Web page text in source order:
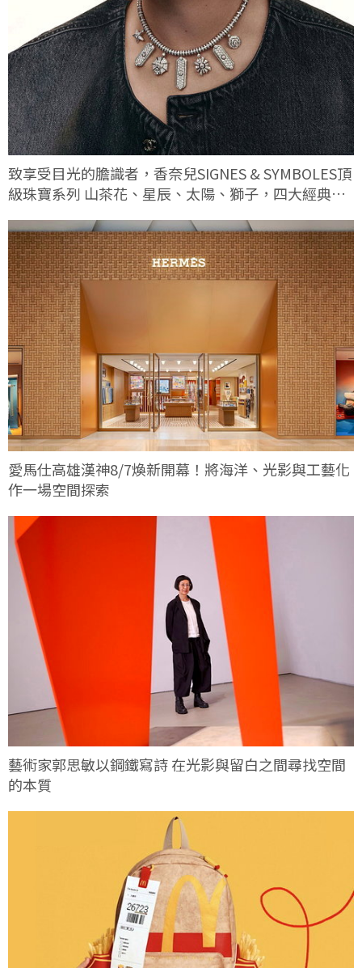
致享受目光的膽識者，香奈兒SIGNES & SYMBOLES頂
級珠寶系列 山茶花、星辰、太陽、獅子，四大經典符
愛馬仕高雄漢神8/7煥新開幕！將海洋、光影與工藝化
作一場空間探索
藝術家郭思敏以鋼鐵寫詩 在光影與留白之間尋找空間
的本質